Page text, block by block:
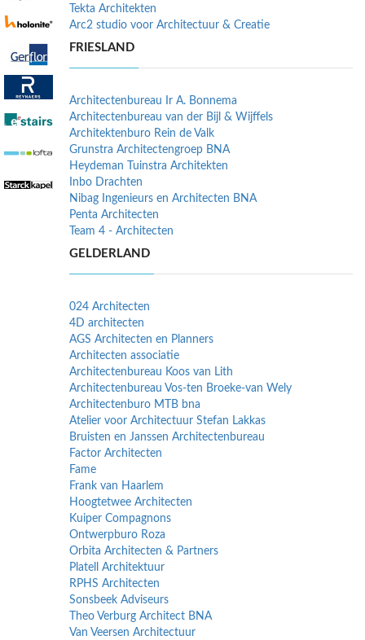
Tekta Architekten
Arc2 studio voor Architectuur & Creatie
FRIESLAND
Architectenbureau Ir A. Bonnema
Architectenbureau van der Bijl & Wijffels
Architektenburo Rein de Valk
Grunstra Architectengroep BNA
Heydeman Tuinstra Architekten
Inbo Drachten
Nibag Ingenieurs en Architecten BNA
Penta Architecten
Team 4 - Architecten
GELDERLAND
024 Architecten
4D architecten
AGS Architecten en Planners
Architecten associatie
Architectenbureau Koos van Lith
Architectenbureau Vos-ten Broeke-van Wely
Architectenburo MTB bna
Atelier voor Architectuur Stefan Lakkas
Bruisten en Janssen Architectenbureau
Factor Architecten
Fame
Frank van Haarlem
Hoogtetwee Architecten
Kuiper Compagnons
Ontwerpburo Roza
Orbita Architecten & Partners
Platell Architektuur
RPHS Architecten
Sonsbeek Adviseurs
Theo Verburg Architect BNA
Van Veersen Architectuur